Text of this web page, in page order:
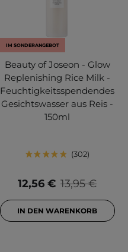
IM SONDERANGEBOT
Beauty of Joseon - Glow
Replenishing Rice Milk -
Feuchtigkeitsspendendes
Gesichtswasser aus Reis -
150ml
302
13,95 €
12,56 €
IN DEN WARENKORB